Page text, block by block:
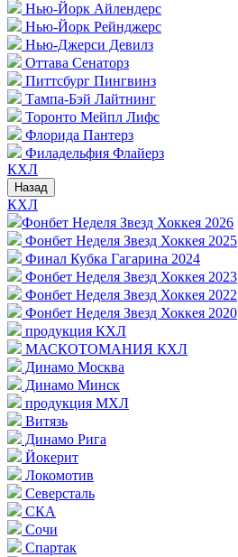
Нью-Йорк Айлендерс
Нью-Йорк Рейнджерс
Нью-Джерси Девилз
Оттава Сенаторз
Питтсбург Пингвинз
Тампа-Бэй Лайтнинг
Торонто Мейпл Лифс
Флорида Пантерз
Филадельфия Флайерз
КХЛ
Назад
КХЛ
Фонбет Неделя Звезд Хоккея 2026
Фонбет Неделя Звезд Хоккея 2025
Финал Кубка Гагарина 2024
Фонбет Неделя Звезд Хоккея 2023
Фонбет Неделя Звезд Хоккея 2022
Фонбет Неделя Звезд Хоккея 2020
продукция КХЛ
МАСКОТОМАНИЯ КХЛ
Динамо Москва
Динамо Минск
продукция МХЛ
Витязь
Динамо Рига
Йокерит
Локомотив
Северсталь
СКА
Сочи
Спартак